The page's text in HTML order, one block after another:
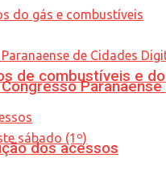
de combustíveis e
dos acessos